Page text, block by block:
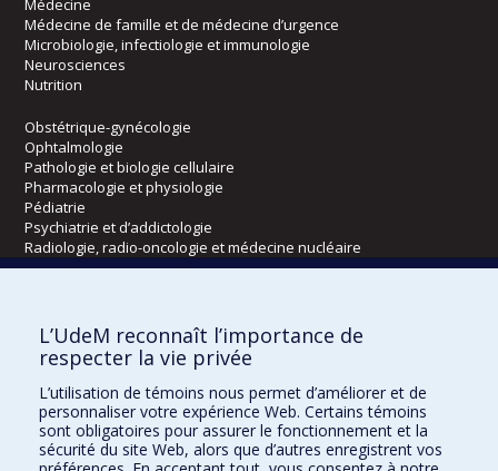
Médecine
Médecine de famille et de médecine d’urgence
Microbiologie, infectiologie et immunologie
Neurosciences
Nutrition
Obstétrique-gynécologie
Ophtalmologie
Pathologie et biologie cellulaire
Pharmacologie et physiologie
Pédiatrie
Psychiatrie et d’addictologie
Radiologie, radio-oncologie et médecine nucléaire
Écoles
Kinésiologie et des sciences de l’activité physique
Orthophonie et audiologie
Réadaptation
Directions
L’UdeM reconnaît l’importance de
respecter la vie privée
L’utilisation de témoins nous permet d’améliorer et de
personnaliser votre expérience Web. Certains témoins
sont obligatoires pour assurer le fonctionnement et la
sécurité du site Web, alors que d’autres enregistrent vos